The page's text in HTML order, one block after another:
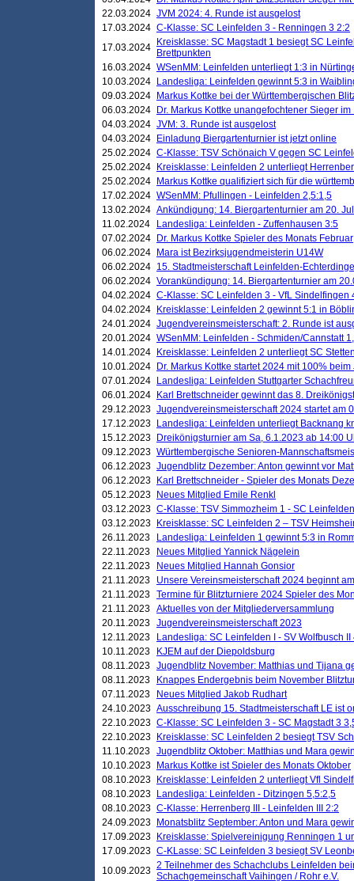
22.03.2024 JVM 2024: 4. Runde ist ausgelost
17.03.2024 C-Klasse: SC Leinfelden 3 - Renningen 3 2:2
17.03.2024
Kreisklasse: SC Magstadt 1 besiegt SC
Brettpunkten
16.03.2024 WSenMM: Leinfelden unterliegt 1:3 in
10.03.2024
Landesliga: Leinfelden gewinnt 5:3 in
09.03.2024
Markus Kottke bei der Württembergischen
06.03.2024
Dr. Markus Kottke unangefochtener Sieger
04.03.2024 JVM: 3. Runde ist ausgelost
04.03.2024
Einladung Biergartenturnier ist jetzt online
25.02.2024 C-Klasse: TSV Schönaich V gegen SC
25.02.2024
Kreisklasse: Leinfelden 2 unterliegt
25.02.2024
Markus Kottke qualifiziert sich für die
17.02.2024 WSenMM: Pfullingen - Leinfelden 2,5:1,5
13.02.2024 Ankündigung: 14. Biergartenturnier am 20.
11.02.2024
Landesliga: Leinfelden - Zuffenhausen 3:5
07.02.2024
Dr. Markus Kottke Spieler des Monats Februar
06.02.2024
Mara ist Bezirksjugendmeisterin U14W
06.02.2024 15. Stadtmeisterschaft Leinfelden-
06.02.2024 Vorankündigung: 14. Biergartenturnier am
04.02.2024 C-Klasse: SC Leinfelden 3 - VfL Sindelfingen
04.02.2024
Kreisklasse: Leinfelden 2 gewinnt 5:1 in
24.01.2024 Jugendvereinsmeisterschaft: 2. Runde ist
20.01.2024 WSenMM: Leinfelden - Schmiden/Cannstatt
14.01.2024
Kreisklasse: Leinfelden 2 unterliegt SC
10.01.2024
Dr. Markus Kottke startet 2024 mit 100%
07.01.2024
Landesliga: Leinfelden Stuttgarter
06.01.2024
Karl Brettschneider gewinnt das 8.
29.12.2023 Jugendvereinsmeisterschaft 2024 startet am
17.12.2023
Landesliga: Leinfelden unterliegt Backnang
15.12.2023
Dreikönigsturnier am Sa, 6.1.2023 ab 14:00
09.12.2023 Württembergische Senioren-
06.12.2023 Jugendblitz Dezember: Anton gewinnt vor
06.12.2023
Karl Brettschneider - Spieler des Monats
05.12.2023
Neues Mitglied Emile Renkl
03.12.2023 C-Klasse: TSV Simmozheim 1 - SC
03.12.2023
Kreisklasse: SC Leinfelden 2 – TSV
26.11.2023
Landesliga: Leinfelden 1 gewinnt 5:3 in
22.11.2023
Neues Mitglied Yannick Nägelein
22.11.2023
Neues Mitglied Hannah Gonsior
21.11.2023
Unsere Vereinsmeisterschaft 2024 beginnt
21.11.2023 Termine für Blitzturniere 2024 Spieler des
21.11.2023 Aktuelles von der Mitgliederversammlung
20.11.2023 Jugendvereinsmeisterschaft 2023
12.11.2023
Landesliga: SC Leinfelden I - SV Wolfbusch II
10.11.2023
KJEM auf der Diepoldsburg
08.11.2023 Jugendblitz November: Matthias und Tijana
08.11.2023
Knappes Endergebnis beim November
07.11.2023
Neues Mitglied Jakob Rudhart
24.10.2023 Ausschreibung 15. Stadtmeisterschaft LE ist
22.10.2023 C-Klasse: SC Leinfelden 3 - SC Magstadt 3
22.10.2023
Kreisklasse: SC Leinfelden 2 besiegt TSV
11.10.2023 Jugendblitz Oktober: Matthias und Mara
10.10.2023
Markus Kottke ist Spieler des Monats Oktober
08.10.2023
Kreisklasse: Leinfelden 2 unterliegt Vfl
08.10.2023
Landesliga: Leinfelden - Ditzingen 5,5:2,5
08.10.2023 C-Klasse: Herrenberg III - Leinfelden III 2:2
24.09.2023
Monatsblitz September: Anton und Mara
17.09.2023
Kreisklasse: Spielvereinigung Renningen 1
17.09.2023 C-KLasse: SC Leinfelden 3 besiegt SV
10.09.2023 2 Teilnehmer des Schachclubs Leinfelden
Schachgemeinschaft Vaihingen / Rohr e.V.